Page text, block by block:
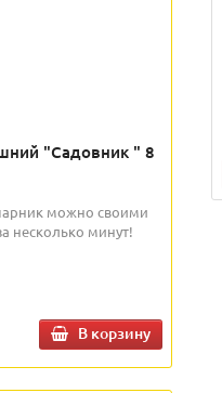
"Садовник " 8
можно своими
несколько минут!
В корзину